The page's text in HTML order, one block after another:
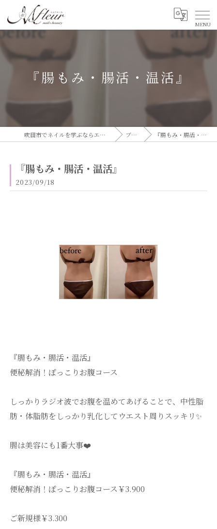
『腸もみ・腸活・温活』
吹田市でネイルを学ぶならエムフルール ブログ 『腸もみ・腸活・温活』
『腸もみ・腸活・温活』
2023/09/18
『腸もみ・腸活・温活』
便秘解消！ぽっこりお腹コース
しっかりラジオ波でお腹を温めてあげることで、中性脂
肪・体脂肪をしっかり乳化してウエスト周りスッキリ✨
腸は美容にも1番大事❤️
『腸もみ・腸活・温活』
便秘解消！ぽっこりお腹コース￥3.900
ご新規様￥3.300